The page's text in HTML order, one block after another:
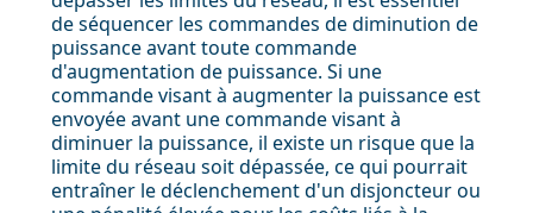
de séquencer les commandes de diminution de
puissance avant toute commande
d'augmentation de puissance. Si une
commande visant à augmenter la puissance est
envoyée avant une commande visant à
diminuer la puissance, il existe un risque que la
limite du réseau soit dépassée, ce qui pourrait
entraîner le déclenchement d'un disjoncteur ou